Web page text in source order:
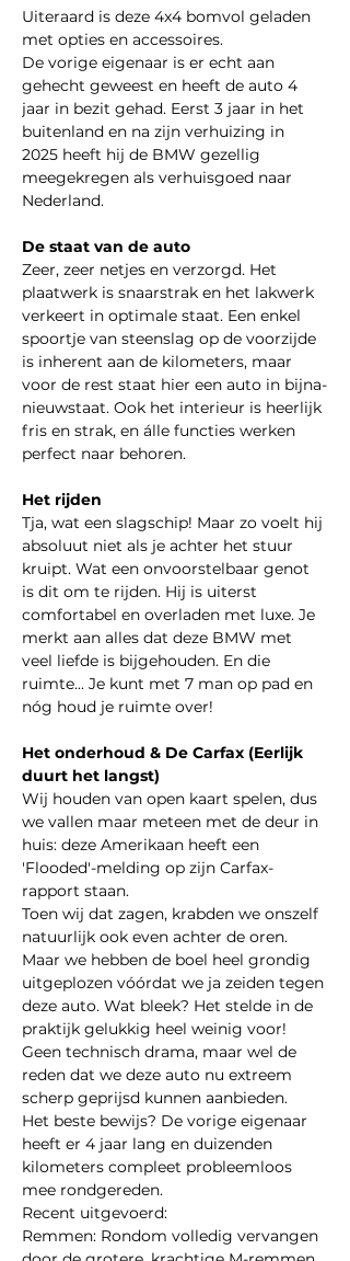
Uiteraard is deze 4x4 bomvol geladen
met opties en accessoires.
De vorige eigenaar is er echt aan
gehecht geweest en heeft de auto 4
jaar in bezit gehad. Eerst 3 jaar in het
buitenland en na zijn verhuizing in
2025 heeft hij de BMW gezellig
meegekregen als verhuisgoed naar
Nederland.
De staat van de auto
Zeer, zeer netjes en verzorgd. Het
plaatwerk is snaarstrak en het lakwerk
verkeert in optimale staat. Een enkel
spoortje van steenslag op de voorzijde
is inherent aan de kilometers, maar
voor de rest staat hier een auto in bijna-
nieuwstaat. Ook het interieur is heerlijk
fris en strak, en álle functies werken
perfect naar behoren.
Het rijden
Tja, wat een slagschip! Maar zo voelt hij
absoluut niet als je achter het stuur
kruipt. Wat een onvoorstelbaar genot
is dit om te rijden. Hij is uiterst
comfortabel en overladen met luxe. Je
merkt aan alles dat deze BMW met
veel liefde is bijgehouden. En die
ruimte... Je kunt met 7 man op pad en
nóg houd je ruimte over!
Het onderhoud & De Carfax (Eerlijk
duurt het langst)
Wij houden van open kaart spelen, dus
we vallen maar meteen met de deur in
huis: deze Amerikaan heeft een
'Flooded'-melding op zijn Carfax-
rapport staan.
Toen wij dat zagen, krabden we onszelf
natuurlijk ook even achter de oren.
Maar we hebben de boel heel grondig
uitgeplozen vóórdat we ja zeiden tegen
deze auto. Wat bleek? Het stelde in de
praktijk gelukkig heel weinig voor!
Geen technisch drama, maar wel de
reden dat we deze auto nu extreem
scherp geprijsd kunnen aanbieden.
Het beste bewijs? De vorige eigenaar
heeft er 4 jaar lang en duizenden
kilometers compleet probleemloos
mee rondgereden.
Recent uitgevoerd:
Remmen: Rondom volledig vervangen